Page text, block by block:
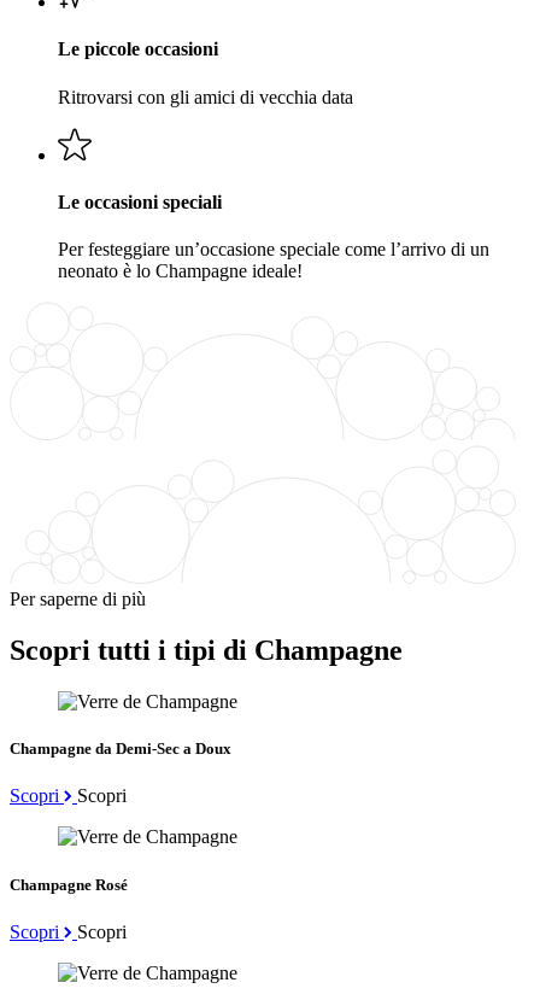
Le piccole occasioni
Ritrovarsi con gli amici di vecchia data
Le occasioni speciali
Per festeggiare un’occasione speciale come l’arrivo di un
neonato è lo Champagne ideale!
Per saperne di più
Scopri tutti i tipi di Champagne
Champagne da Demi-Sec a Doux
Scopri Scopri
Champagne Rosé
Scopri Scopri